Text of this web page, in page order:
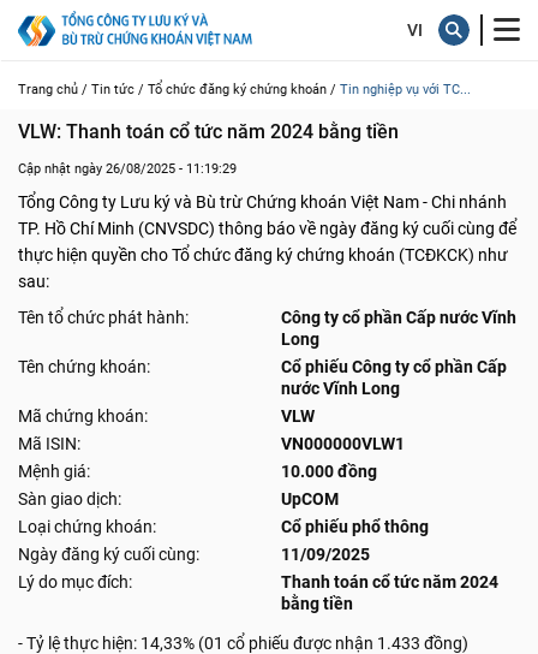
Trang chủ / Tin tức / Tổ chức đăng ký chứng khoán / Tin nghiệp vụ với TC...
VLW: Thanh toán cổ tức năm 2024 bằng tiền
Cập nhật ngày 26/08/2025 - 11:19:29
Tổng Công ty Lưu ký và Bù trừ Chứng khoán Việt Nam - Chi nhánh
TP. Hồ Chí Minh (CNVSDC) thông báo về ngày đăng ký cuối cùng để
thực hiện quyền cho Tổ chức đăng ký chứng khoán (TCĐKCK) như
sau:
Tên tổ chức phát hành:
Công ty cổ phần Cấp nước Vĩnh
Long
Tên chứng khoán:
Cổ phiếu Công ty cổ phần Cấp
nước Vĩnh Long
Mã chứng khoán:
VLW
Mã ISIN:
VN000000VLW1
Mệnh giá:
10.000 đồng
Sàn giao dịch:
UpCOM
Loại chứng khoán:
Cổ phiếu phổ thông
Ngày đăng ký cuối cùng:
11/09/2025
Lý do mục đích:
Thanh toán cổ tức năm 2024
bằng tiền
- Tỷ lệ thực hiện: 14,33% (01 cổ phiếu được nhận 1.433 đồng)